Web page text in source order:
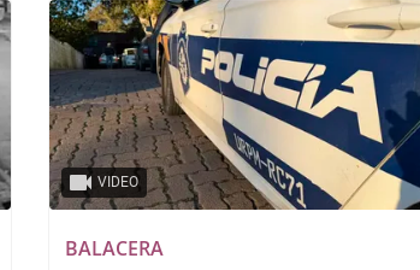
VIDEO
BALACERA